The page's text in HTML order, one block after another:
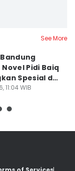
See More
Pidi Baiq
Spesial di
11:04 WIB